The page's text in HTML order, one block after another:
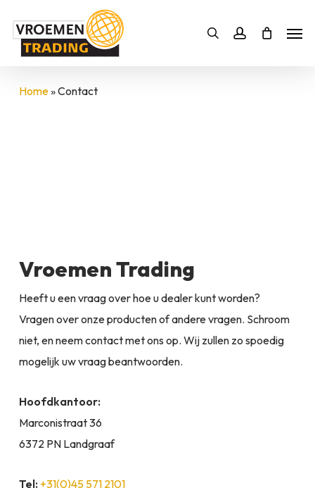
Zoekenaccount
Bestelling SLUITEN
Home»Contact
Vroemen Trading
Heeft u een vraag over hoe u dealer kunt worden?
Vragen over onze producten of andere vragen. Schroom
niet, en neem contact met ons op. Wij zullen zo spoedig
mogelijk uw vraag beantwoorden.
Hoofdkantoor:
Marconistraat 36
6372 PN Landgraaf
Tel: +31(0)45 571 2101